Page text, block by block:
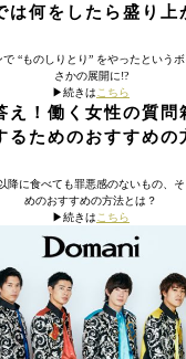
は何をしたら盛り上
“ものしりとり” をやったという
さかの展開に!?
▶︎続きは こちら
え！働く女性の質問
るためのおすすめの
降に食べても罪悪感のないもの、
めのおすすめの方法とは？
▶︎続きは こちら